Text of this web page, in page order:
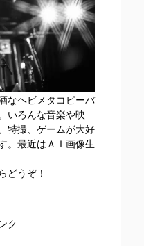
なヘビメタコピーバ
いろんな音楽や映
特撮、ゲームが大好
。最近はＡＩ画像生
どうぞ！
ク